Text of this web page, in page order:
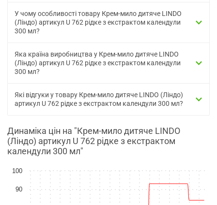
У чому особливості товару Крем-мило дитяче LINDO
(Ліндо) артикул U 762 рідке з екстрактом календули
300 мл?
Яка країна виробництва у Крем-мило дитяче LINDO
(Ліндо) артикул U 762 рідке з екстрактом календули
300 мл?
Які відгуки у товару Крем-мило дитяче LINDO (Ліндо)
артикул U 762 рідке з екстрактом календули 300 мл?
Динаміка цін на "Крем-мило дитяче LINDO
(Ліндо) артикул U 762 рідке з екстрактом
календули 300 мл"
90
100